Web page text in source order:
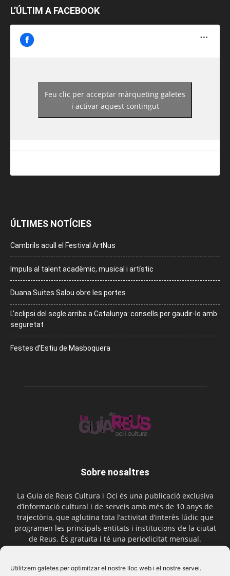
Utilitzem galetes per optimitzar el nostre lloc web i el nostre servei.
L’ÚLTIM A FACEBOOK
https://www.facebook.com/guiadereus/
Feu clic per acceptar màrqueting galetes
i activar aquest contingut
ÚLTIMES NOTÍCIES
Cambrils acull el Festival ArtNus
Impuls al talent acadèmic, musical i artístic
Duana Suites Salou obre les portes
L’eclipsi del segle arriba a Catalunya: consells per gaudir-lo amb
seguretat
Festes d’Estiu de Masboquera
Sobre nosaltres
La Guia de Reus Cultura i Oci és una publicació exclusiva
d’informació cultural i de serveis amb més de 10 anys de
trajectòria, que aglutina tota l’activitat d’interès lúdic que
programen les principals entitats i institucions de la ciutat
de Reus. És gratuïta i té una periodicitat mensual.